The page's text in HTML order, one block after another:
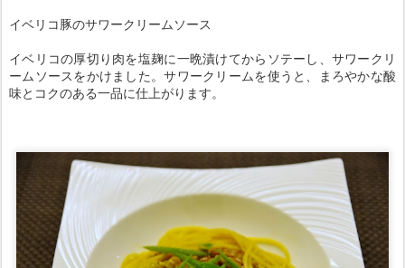
イベリコ豚のサワークリームソース
イベリコの厚切り肉を塩麹に一晩漬けてからソテーし、サワークリ
ームソースをかけました。サワークリームを使うと、まろやかな酸
味とコクのある一品に仕上がります。